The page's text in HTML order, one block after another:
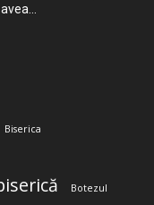
Biserica
Botezul